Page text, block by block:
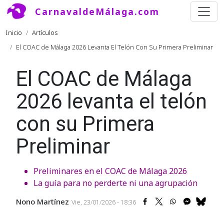
Pasar al contenido principal
CarnavaldeMálaga.com
Inicio
Artículos
El COAC de Málaga 2026 Levanta El Telón Con Su Primera Preliminar
El COAC de Málaga
2026 levanta el telón
con su Primera
Preliminar
Preliminares en el COAC de Málaga 2026
La guía para no perderte ni una agrupación
Nono Martínez Vie, 23/01/2026 - 18:36